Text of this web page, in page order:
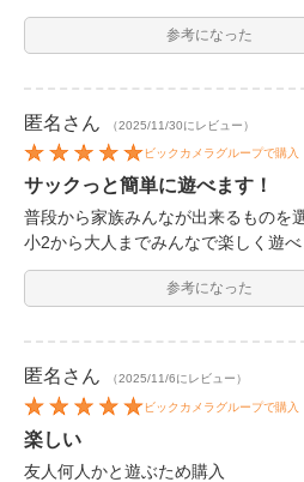
参考になった
匿名 さん （2025/11/30にレビュー）
ビックカメラグループで購入
サックっと簡単に遊べます！
普段から家族みんなが出来るものを
小2から大人までみんなで楽しく遊べ
参考になった
匿名 さん （2025/11/6にレビュー）
ビックカメラグループで購入
楽しい
友人何人かと遊ぶため購入